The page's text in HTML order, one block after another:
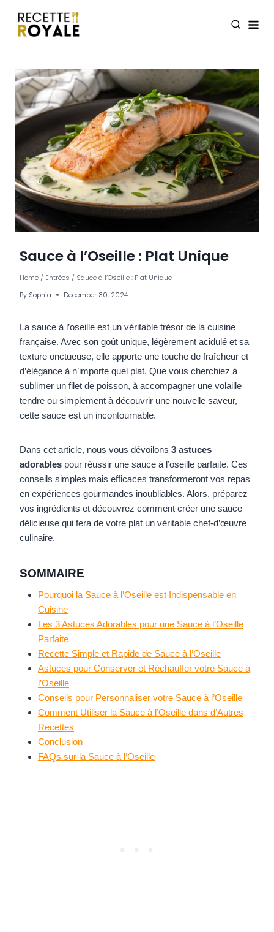
content
Sauce à l’Oseille : Plat Unique
Home / Entrées / Sauce à l’Oseille : Plat Unique
By Sophia December 30, 2024
La sauce à l’oseille est un véritable trésor de la cuisine
française. Avec son goût unique, légèrement acidulé et sa
texture onctueuse, elle apporte une touche de fraîcheur et
d’élégance à n’importe quel plat. Que vous cherchiez à
sublimer un filet de poisson, à accompagner une volaille
tendre ou simplement à découvrir une nouvelle saveur,
cette sauce est un incontournable.
Dans cet article, nous vous dévoilons 3 astuces
adorables pour réussir une sauce à l’oseille parfaite. Ces
conseils simples mais efficaces transformeront vos repas
en expériences gourmandes inoubliables. Alors, préparez
vos ingrédients et découvrez comment créer une sauce
délicieuse qui fera de votre plat un véritable chef-d’œuvre
culinaire.
SOMMAIRE
Pourquoi la Sauce à l’Oseille est Indispensable en
Cuisine
Les 3 Astuces Adorables pour une Sauce à l’Oseille
Parfaite
Recette Simple et Rapide de Sauce à l’Oseille
Astuces pour Conserver et Réchauffer votre Sauce à
l’Oseille
Conseils pour Personnaliser votre Sauce à l’Oseille
Comment Utiliser la Sauce à l’Oseille dans d’Autres
Recettes
Conclusion
FAQs sur la Sauce à l’Oseille